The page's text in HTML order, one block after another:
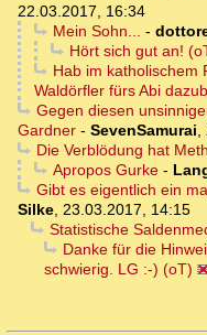
22.03.2017, 16:34
Mein Sohn... -
Hört sich gut an!
Hab im katholischem
Waldörfler fürs Abi
Gegen diesen
Gardner - SevenSamurai,
Die Verblödung hat
Apropos Gurke-
Gibt es eigentlich ein
Silke, 23.03.2017, 14:15
Statistische
Danke für die
schwierig. LG :-) (oT)